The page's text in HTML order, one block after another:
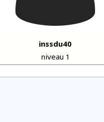
inssdu40
niveau 1